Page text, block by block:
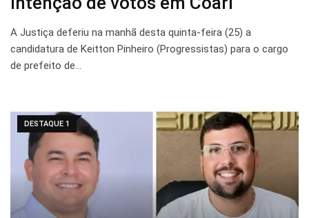
A Justiça deferiu na manhã desta quinta-feira (25) a
candidatura de Keitton Pinheiro (Progressistas) para o cargo
de prefeito de…
DESTAQUE 1